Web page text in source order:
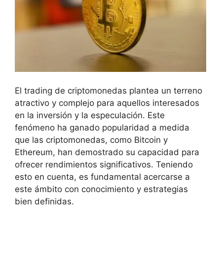
El trading de criptomonedas plantea un terreno
atractivo ⁢y complejo para aquellos interesados
en la inversión y la especulación. Este
fenómeno ha ganado popularidad ‍a medida
que las criptomonedas, ⁤como Bitcoin y
Ethereum,‍ han ​demostrado su⁤ capacidad para
ofrecer‌ rendimientos significativos.⁢ Teniendo
esto en cuenta, es fundamental ⁢acercarse a
este ámbito con conocimiento y estrategias
bien ⁤definidas.